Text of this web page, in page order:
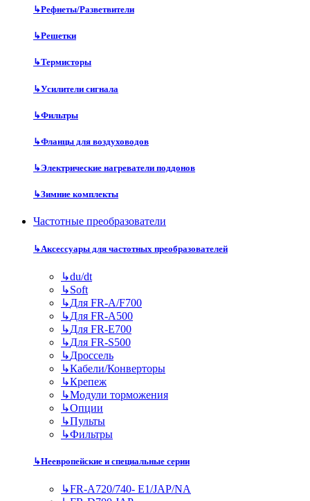
↳Рефнеты/Разветвители
↳Решетки
↳Термисторы
↳Усилители сигнала
↳Фильтры
↳Фланцы для воздуховодов
↳Электрические нагреватели поддонов
↳Зимние комплекты
Частотные преобразователи
↳Аксессуары для частотных преобразователей
↳du/dt
↳Soft
↳Для FR-A/F700
↳Для FR-A500
↳Для FR-E700
↳Для FR-S500
↳Дроссель
↳Кабели/Конверторы
↳Крепеж
↳Модули торможения
↳Опции
↳Пульты
↳Фильтры
↳Неевропейские и специальные серии
↳FR-A720/740- E1/JAP/NA